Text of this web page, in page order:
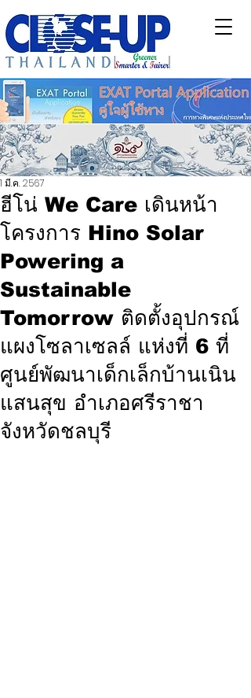
ฮีโน่ We Care เดินหน้า
โครงการ Hino Solar
Powering a
Sustainable
Tomorrow ติดตั้งอุปกรณ์
แผงโซลาเซลล์ แห่งที่ 6 ที่
ศูนย์พัฒนาเด็กเล็กบ้านเนิน
แสนสุข อำเภอศรีราชา
จังหวัดชลบุรี
1 มี.ค. 2567